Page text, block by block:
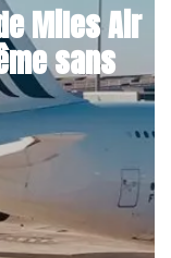
Miles Air
sans